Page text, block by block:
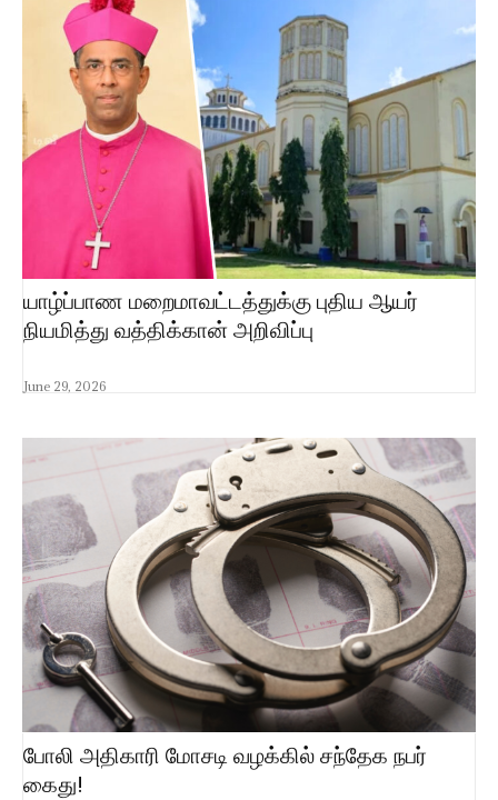
யாழ்ப்பாண மறைமாவட்டத்துக்கு புதிய ஆயர்
நியமித்து வத்திக்கான் அறிவிப்பு
June 29, 2026
போலி அதிகாரி மோசடி வழக்கில் சந்தேக நபர்
கைது!